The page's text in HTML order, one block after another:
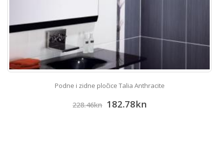
Podne i zidne pločice Talia Anthracite
228.46kn 182.78kn